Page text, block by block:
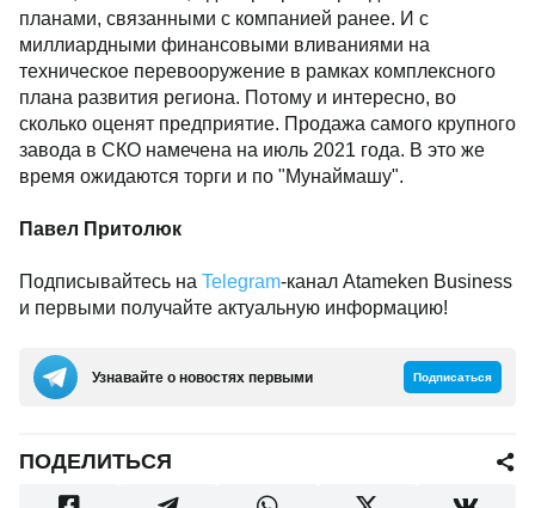
планами, связанными с компанией ранее. И с
миллиардными финансовыми вливаниями на
техническое перевооружение в рамках комплексного
плана развития региона. Потому и интересно, во
сколько оценят предприятие. Продажа самого крупного
завода в СКО намечена на июль 2021 года. В это же
время ожидаются торги и по "Мунаймашу".
Павел Притолюк
Подписывайтесь на Telegram-канал Atameken Business
и первыми получайте актуальную информацию!
Узнавайте о новостях первыми Подписаться
ПОДЕЛИТЬСЯ